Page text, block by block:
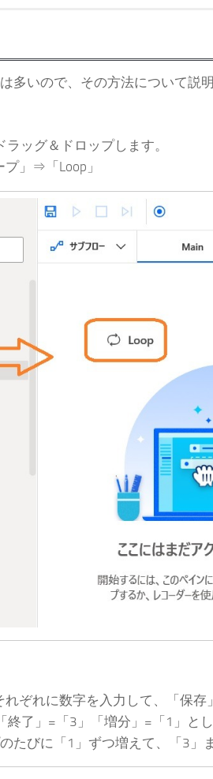
多いので、その方法について説
ッグ＆ドロップします。
」⇒「Loop」
れぞれに数字を入力して、「保存
了」=「3」「増分」=「1」とし
たびに「1」ずつ増えて、「3」